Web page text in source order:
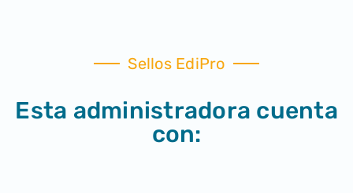
Sellos EdiPro
Esta administradora cuenta
con: